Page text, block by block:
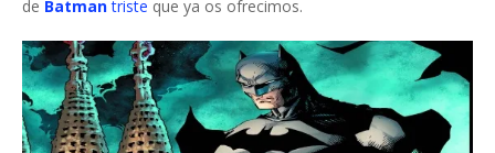
de Batmantriste que ya os ofrecimos.